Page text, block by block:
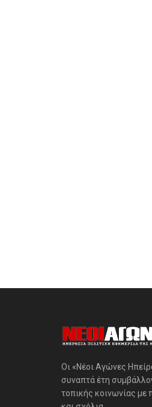
Οι «Νέοι Αγώνες
συναπτά έτη
τοπικής κοινωνίας με